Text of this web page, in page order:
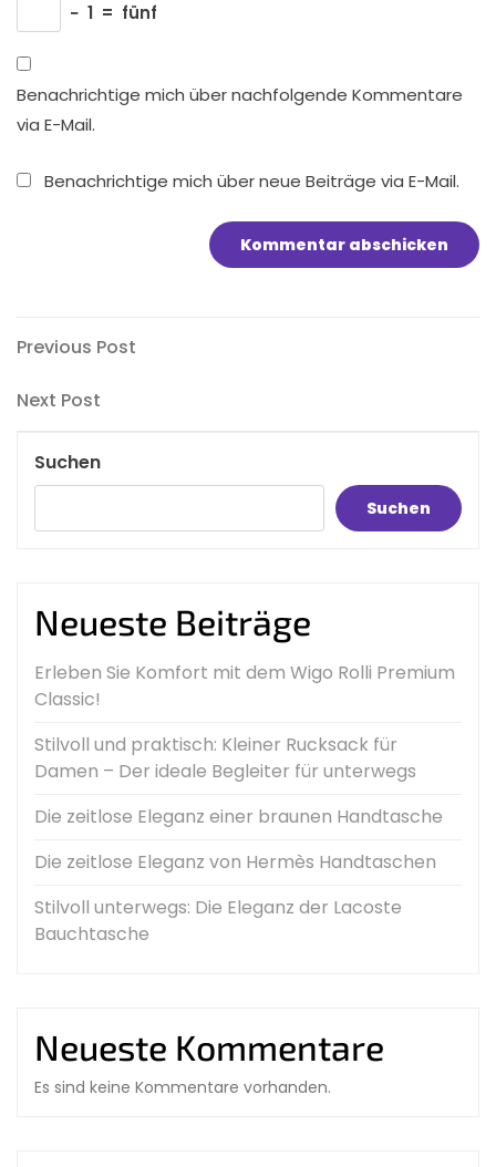
− 1 = fünf
Benachrichtige mich über nachfolgende Kommentare
via E-Mail.
Benachrichtige mich über neue Beiträge via E-Mail.
Beitragsnavigation
Previous
Previous Post
Next
Next Post
Suchen
Suchen
Neueste Beiträge
Erleben Sie Komfort mit dem Wigo Rolli Premium
Classic!
Stilvoll und praktisch: Kleiner Rucksack für
Damen – Der ideale Begleiter für unterwegs
Die zeitlose Eleganz einer braunen Handtasche
Die zeitlose Eleganz von Hermès Handtaschen
Stilvoll unterwegs: Die Eleganz der Lacoste
Bauchtasche
Neueste Kommentare
Es sind keine Kommentare vorhanden.